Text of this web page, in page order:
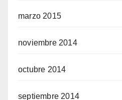
marzo 2015
noviembre 2014
octubre 2014
septiembre 2014